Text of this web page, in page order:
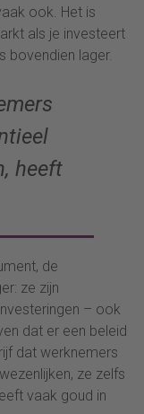
ook. Het is
als je investeert
bovendien lager.
heeft
de
ze zijn
– ook
dat er een beleid
dat werknemers
ze zelfs
vaak goud in